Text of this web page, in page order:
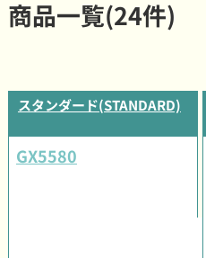
商品一覧(24件)
スタンダード(STANDARD)
GX5580